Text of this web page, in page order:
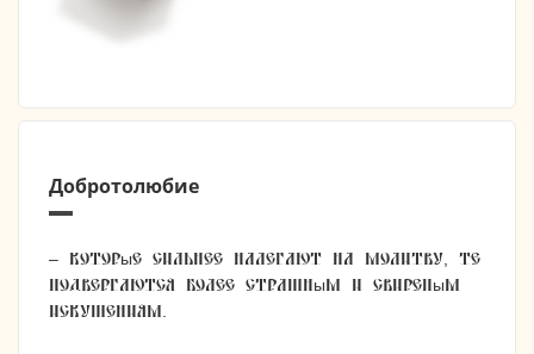
Добротолюбие
– Которые сильнее налегают на молитву, те
подвергаются более страшным и свирепым
искушениям.